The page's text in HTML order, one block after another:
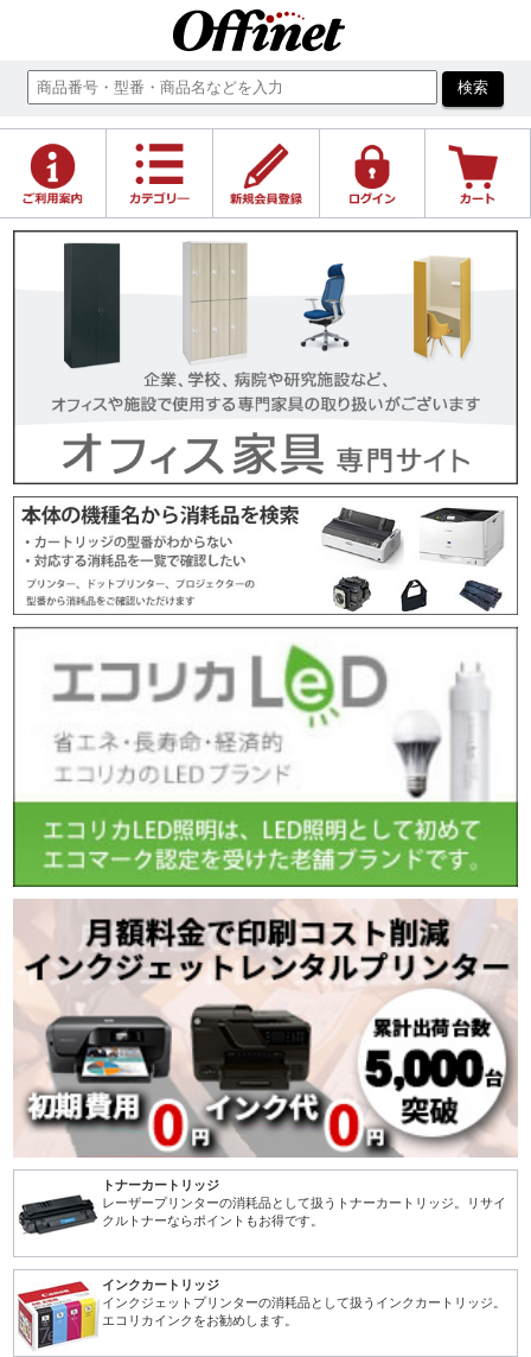
トナーカートリッジ
レーザープリンターの消耗品として扱うトナーカートリッジ。リサイ
クルトナーならポイントもお得です。
インクカートリッジ
インクジェットプリンターの消耗品として扱うインクカートリッジ。
エコリカインクをお勧めします。